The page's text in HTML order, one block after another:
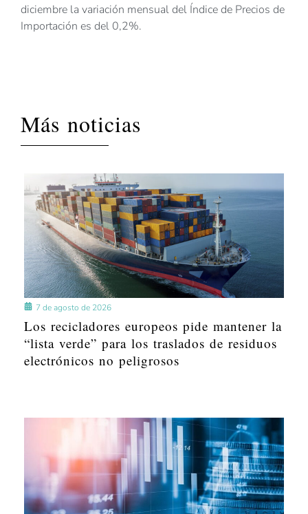
diciembre la variación mensual del Índice de Precios de
Importación es del 0,2%.
Más noticias
7 de agosto de 2026
Los recicladores europeos pide mantener la
“lista verde” para los traslados de residuos
electrónicos no peligrosos